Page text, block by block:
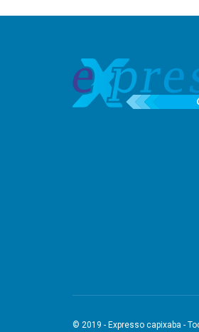
© 2019 - Expresso capixaba -